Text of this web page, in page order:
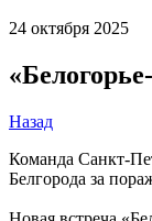
24 октября 2025
Назад
Команда Санкт-
Белгорода за